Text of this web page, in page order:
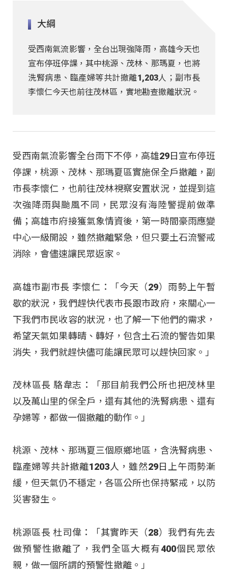
大綱
受西南氣流影響，全台出現強降雨，高雄今天也
宣布停班停課，其中桃源、茂林、那瑪夏，也將
洗腎病患、臨產婦等共計撤離1,203人；副市長
李懷仁今天也前往茂林區，實地勘查撤離狀況。
受西南氣流影響全台雨下不停，高雄29日宣布停班
停課，桃源、茂林、那瑪夏區實施保全戶撤離，副
市長李懷仁，也前往茂林視察安置狀況，並提到這
次強降雨與颱風不同，民眾沒有海陸警提前做準
備；高雄市府接獲氣象情資後，第一時間豪雨應變
中心一級開設，雖然撤離緊急，但只要土石流警戒
消除，會儘速讓民眾返家。
高雄市副市長 李懷仁：「今天（29）雨勢上午暫
歇的狀況，我們趕快代表市長跟市政府，來關心一
下我們市民收容的狀況，也了解一下他們的需求，
希望天氣如果轉晴、轉好，包含土石流的警告如果
消失，我們就趕快儘可能讓民眾可以趕快回家。」
茂林區長 駱韋志：「那目前我們公所也把茂林里
以及萬山里的保全戶，還有其他的洗腎病患、還有
孕婦等，都做一個撤離的動作。」
桃源、茂林、那瑪夏三個原鄉地區，含洗腎病患、
臨產婦等共計撤離1203人，雖然29日上午雨勢漸
緩，但天氣仍不穩定，各區公所也保持緊戒，以防
災害發生。
桃源區長 杜司偉：「其實昨天（28）我們有先去
做預警性撤離了，我們全區大概有400個民眾依
親，做一個所謂的預警性撤離。」